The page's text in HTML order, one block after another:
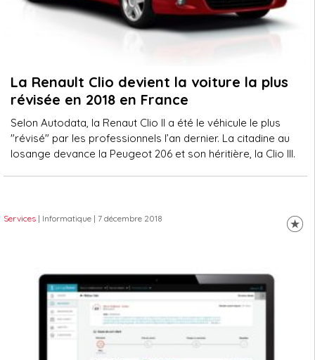
La Renault Clio devient la voiture la plus
révisée en 2018 en France
Selon Autodata, la Renaut Clio II a été le véhicule le plus
"révisé" par les professionnels l’an dernier. La citadine au
losange devance la Peugeot 206 et son héritière, la Clio III.
Services | Informatique | 7 décembre 2018